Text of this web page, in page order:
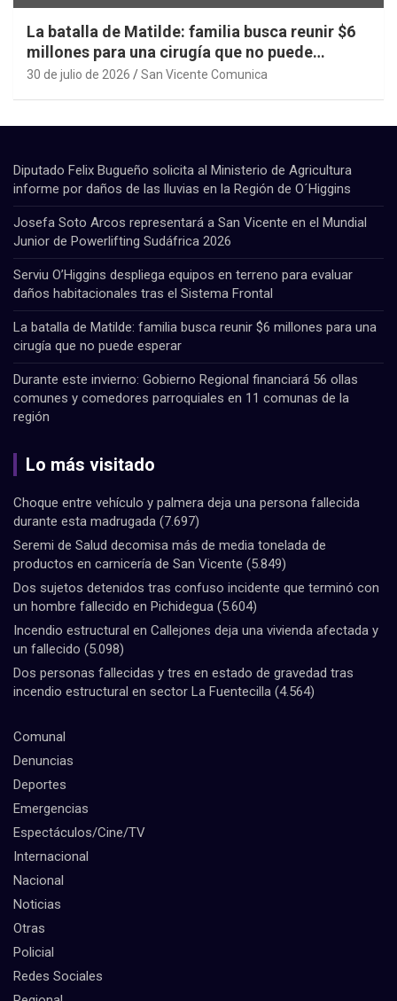
La batalla de Matilde: familia busca reunir $6
millones para una cirugía que no puede
esperar
30 de julio de 2026 San Vicente Comunica
Diputado Felix Bugueño solicita al Ministerio de Agricultura
informe por daños de las lluvias en la Región de O´Higgins
Josefa Soto Arcos representará a San Vicente en el Mundial
Junior de Powerlifting Sudáfrica 2026
Serviu O’Higgins despliega equipos en terreno para evaluar
daños habitacionales tras el Sistema Frontal
La batalla de Matilde: familia busca reunir $6 millones para una
cirugía que no puede esperar
Durante este invierno: Gobierno Regional financiará 56 ollas
comunes y comedores parroquiales en 11 comunas de la
región
Lo más visitado
Choque entre vehículo y palmera deja una persona fallecida
durante esta madrugada (7.697)
Seremi de Salud decomisa más de media tonelada de
productos en carnicería de San Vicente (5.849)
Dos sujetos detenidos tras confuso incidente que terminó con
un hombre fallecido en Pichidegua (5.604)
Incendio estructural en Callejones deja una vivienda afectada y
un fallecido (5.098)
Dos personas fallecidas y tres en estado de gravedad tras
incendio estructural en sector La Fuentecilla (4.564)
Comunal
Denuncias
Deportes
Emergencias
Espectáculos/Cine/TV
Internacional
Nacional
Noticias
Otras
Policial
Redes Sociales